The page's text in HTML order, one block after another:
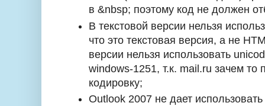
в &nbsp; поэтому код не должен
В текстовой версии нельзя
что это текстовая версия, а не
версии нельзя использовать
windows-1251, т.к. mail.ru зачем то
кодировку;
Outlook 2007 не дает